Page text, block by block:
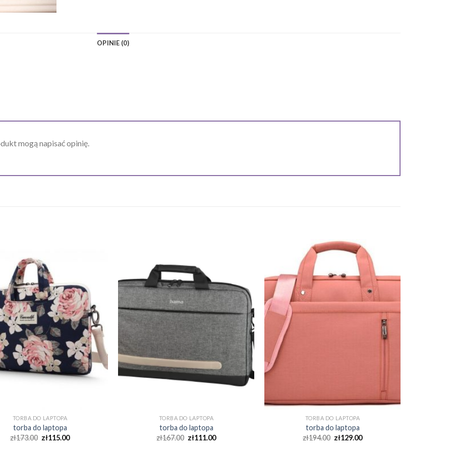
OPINIE (0)
mogą napisać opinię.
TORBA DO LAPTOPA
torba do laptopa
zł173.00 zł115.00
TORBA DO LAPTOPA
torba do laptopa
zł167.00 zł111.00
TORBA DO LAPTOPA
torba do laptopa
zł194.00 zł129.00